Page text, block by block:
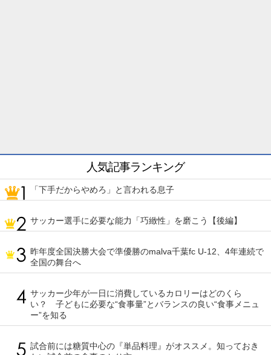
人気記事ランキング
「下手だからやめろ」と言われる息子
サッカー選手に必要な能力「巧緻性」を磨こう【後編】
昨年度全国決勝大会で準優勝のmalva千葉fc U-12、4年連続で
全国の舞台へ
サッカー少年が一日に消費しているカロリーはどのくら
い？ 子どもに必要な“食事量”とバランスの良い“食事メニュ
ー”を知る
試合前には糖質中心の『単品料理』がオススメ。知っておき